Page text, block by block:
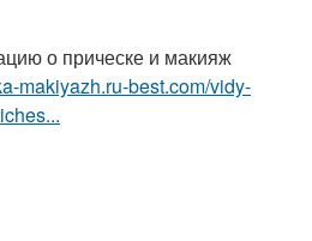
о прическе и макияж
makiyazh.ru-best.com/vidy-